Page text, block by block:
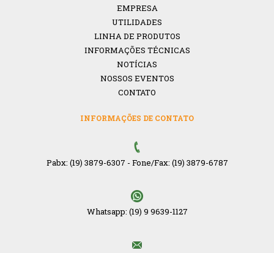
EMPRESA
UTILIDADES
LINHA DE PRODUTOS
INFORMAÇÕES TÉCNICAS
NOTÍCIAS
NOSSOS EVENTOS
CONTATO
INFORMAÇÕES DE CONTATO
Pabx: (19) 3879-6307 - Fone/Fax: (19) 3879-6787
Whatsapp: (19) 9 9639-1127